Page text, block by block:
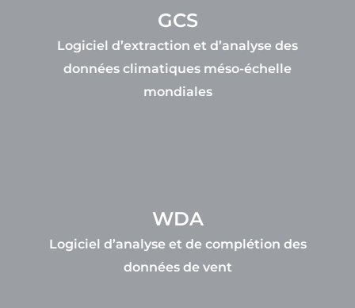
GCS
Logiciel d’extraction et d’analyse des
données climatiques méso-échelle
mondiales
WDA
Logiciel d’analyse et de complétion des
données de vent